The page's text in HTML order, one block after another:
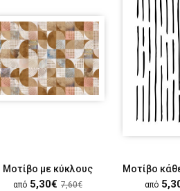
Μοτίβο με κύκλους
από 5,30€ 7,60€ από